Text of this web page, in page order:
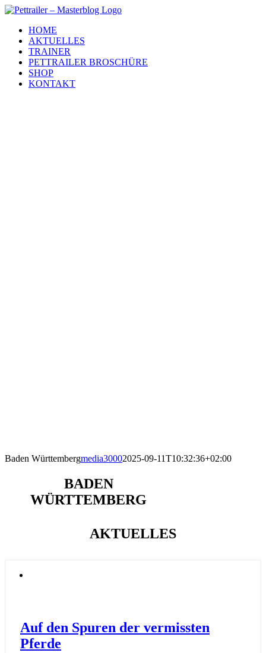
Zum
springenHOME
AKTUELLES
TRAINER
PETTRAILER BROSCHÜRE
SHOP
KONTAKT
Baden Württembergmedia30002025-09-11T10:32:36+02:00
BADEN
WÜRTTEMBERG
AKTUELLES
Auf den Spuren der vermissten
Pferde